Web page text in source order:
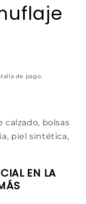
de pago.
calzado, bolsas
piel sintética,
EN LA